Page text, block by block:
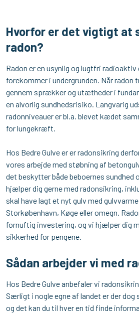
Hvorfor er det vigtigt at
radon?
Radon er en usynlig og lugtfri
forekommer i undergrunden. Når radon
gennem sprækker og utætheder i
en alvorlig sundhedsrisiko. Langvarig
radonniveauer er bl.a. blevet kædet
for lungekræft.
Hos Bedre Gulve er er radonsikring
vores arbejde med støbning af
det beskytter både beboernes sundhed
hjælper dig gerne med radonsikring,
skal have lagt et nyt gulv med
Storkøbenhavn, Køge eller omegn.
fornuftig investering, og vi hjælper dig
sikkerhed for pengene.
Sådan arbejder vi med
Hos Bedre Gulve anbefaler vi
Særligt i nogle egne af landet er der
og det kan du til hver en tid finde